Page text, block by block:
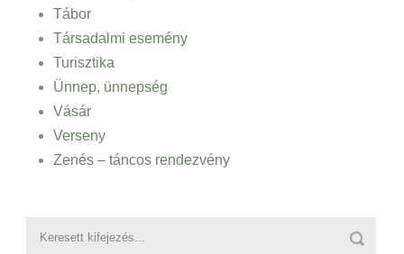
Tábor
Társadalmi esemény
Turisztika
Ünnep, ünnepség
Vásár
Verseny
Zenés – táncos rendezvény